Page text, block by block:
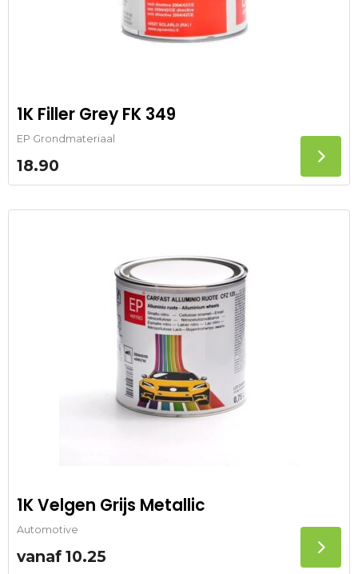
1K Filler Grey FK 349
EP Grondmateriaal
18.90
1K Velgen Grijs Metallic
Automotive
vanaf 10.25